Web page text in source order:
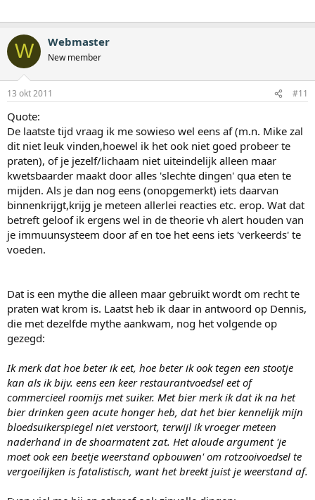
W Webmaster
New member
13 okt 2011 #11
Quote:
De laatste tijd vraag ik me sowieso wel eens af (m.n. Mike zal
dit niet leuk vinden,hoewel ik het ook niet goed probeer te
praten), of je jezelf/lichaam niet uiteindelijk alleen maar
kwetsbaarder maakt door alles 'slechte dingen' qua eten te
mijden. Als je dan nog eens (onopgemerkt) iets daarvan
binnenkrijgt,krijg je meteen allerlei reacties etc. erop. Wat dat
betreft geloof ik ergens wel in de theorie vh alert houden van
je immuunsysteem door af en toe het eens iets 'verkeerds' te
voeden.
Dat is een mythe die alleen maar gebruikt wordt om recht te
praten wat krom is. Laatst heb ik daar in antwoord op Dennis,
die met dezelfde mythe aankwam, nog het volgende op
gezegd:
Ik merk dat hoe beter ik eet, hoe beter ik ook tegen een stootje
kan als ik bijv. eens een keer restaurantvoedsel eet of
commercieel roomijs met suiker. Met bier merk ik dat ik na het
bier drinken geen acute honger heb, dat het bier kennelijk mijn
bloedsuikerspiegel niet verstoort, terwijl ik vroeger meteen
naderhand in de shoarmatent zat. Het aloude argument 'je
moet ook een beetje weerstand opbouwen' om rotzooivoedsel te
vergoeilijken is fatalistisch, want het breekt juist je weerstand af.